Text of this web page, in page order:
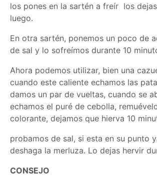
los pones en la sartén a freír los
luego.
En otra sartén, ponemos un poco de
de sal y lo sofreímos durante 10
Ahora podemos utilizar, bien una
cuando este caliente echamos las
damos un par de vueltas, cuando se
echamos el puré de cebolla,
colorante, dejamos que hierva 10
probamos de sal, si esta en su punto
deshaga la merluza. Lo dejas hervir
CONSEJO